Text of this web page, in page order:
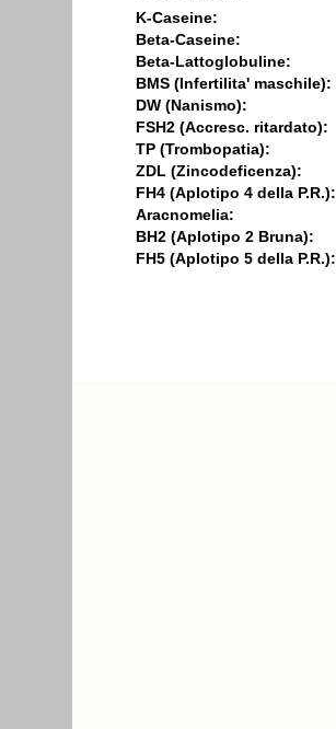
K-Caseine:
Beta-Caseine:
Beta-Lattoglobuline:
BMS (Infertilita' maschile):
DW (Nanismo):
FSH2 (Accresc. ritardato):
TP (Trombopatia):
ZDL (Zincodeficenza):
FH4 (Aplotipo 4 della P.R.):
Aracnomelia:
BH2 (Aplotipo 2 Bruna):
FH5 (Aplotipo 5 della P.R.):